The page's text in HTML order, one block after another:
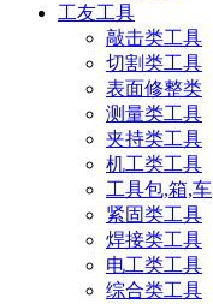
工友工具
敲击类工具
切割类工具
表面修整类
测量类工具
夹持类工具
机工类工具
工具包,箱,车
紧固类工具
焊接类工具
电工类工具
综合类工具